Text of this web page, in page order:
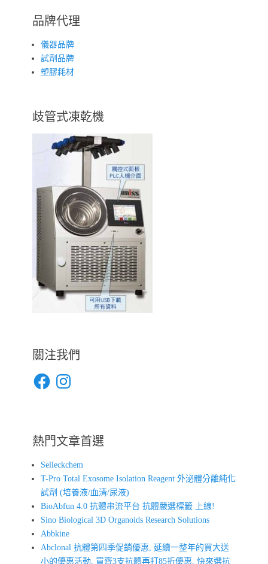
品牌代理
儀器品牌
試劑品牌
塑膠耗材
歧管式凍乾機
關注我們
FacebookInstagram
熱門文章首選
Selleckchem
T-Pro Total Exosome Isolation Reagent 外泌體分離純化
試劑 (培養液/血清/尿液)
BioAbfun 4.0 抗體串流平台 抗體嚴選標籤 上線!
Sino Biological 3D Organoids Research Solutions
Abbkine
Abclonal 抗體第四季促銷優惠, 延續一整年的買大送
小的優惠活動, 買齊3支抗體再打85折優惠, 快來選抗